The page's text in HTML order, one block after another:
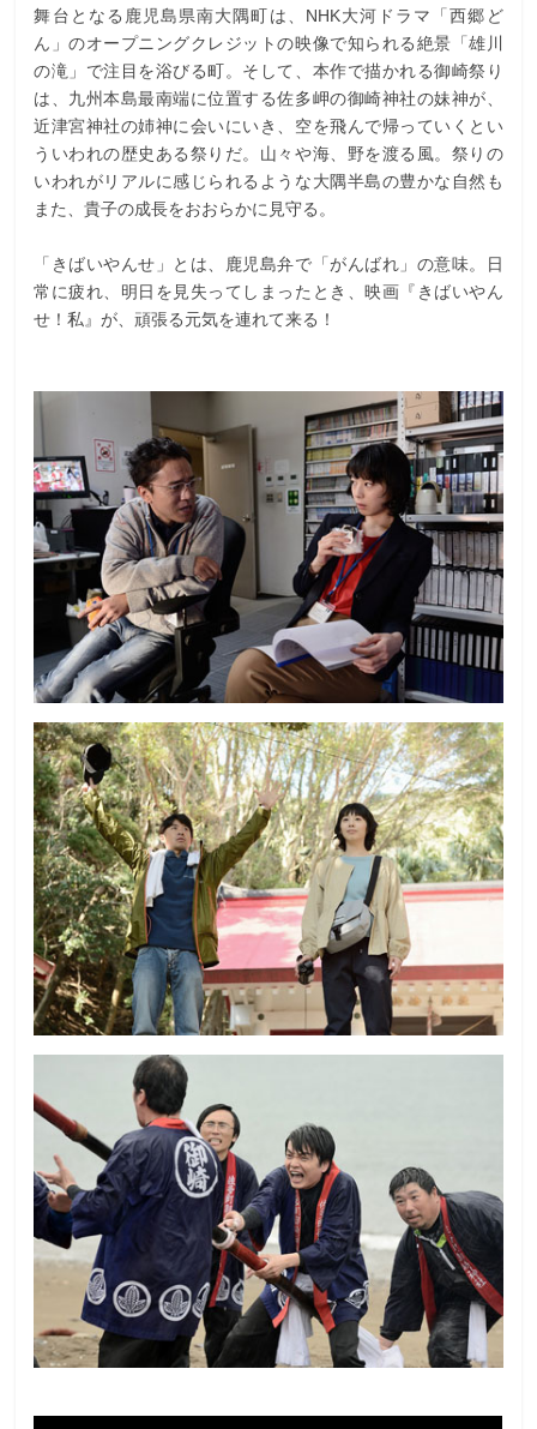
舞台となる鹿児島県南大隅町は、NHK大河ドラマ「西郷ど
ん」のオープニングクレジットの映像で知られる絶景「雄川
の滝」で注目を浴びる町。そして、本作で描かれる御崎祭り
は、九州本島最南端に位置する佐多岬の御崎神社の妹神が、
近津宮神社の姉神に会いにいき、空を飛んで帰っていくとい
ういわれの歴史ある祭りだ。山々や海、野を渡る風。祭りの
いわれがリアルに感じられるような大隅半島の豊かな自然も
また、貴子の成長をおおらかに見守る。
「きばいやんせ」とは、鹿児島弁で「がんばれ」の意味。日
常に疲れ、明日を見失ってしまったとき、映画『きばいやん
せ！私』が、頑張る元気を連れて来る！